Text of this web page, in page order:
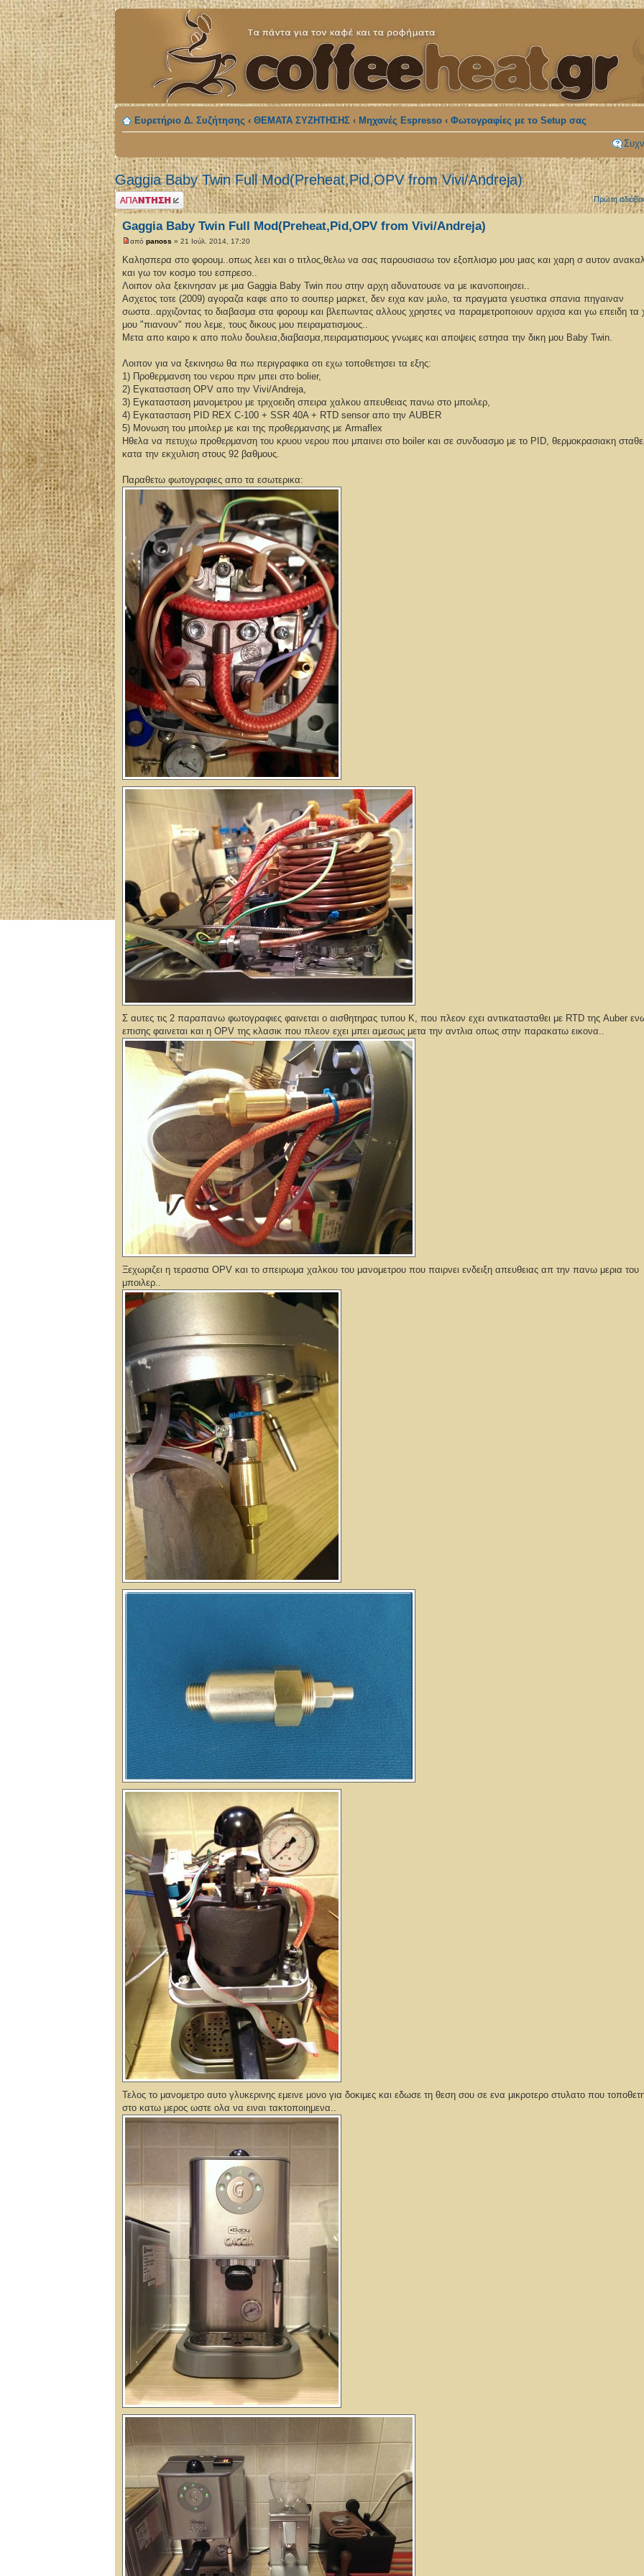
Ευρετήριο Δ. Συζήτησης ‹ ΘΕΜΑΤΑ ΣΥΖΗΤΗΣΗΣ ‹ Μηχανές Espresso ‹ Φωτογραφίες με το Setup σας
Gaggia Baby Twin Full Mod(Preheat,Pid,OPV from Vivi/Andreja)
Δημιουργία
απάντησης
Πρώτη
Gaggia Baby Twin Full Mod(Preheat,Pid,OPV from Vivi/Andreja)
από panoss » 21 Ιούλ. 2014, 17:20
Καλησπερα στο φορουμ..οπως λεει και ο τιτλος,θελω να σας παρουσιασω τον εξοπλισμο μου μιας και χαρη σ αυτον
και γω τον κοσμο του εσπρεσο..
Λοιπον ολα ξεκινησαν με μια Gaggia Baby Twin που στην αρχη αδυνατουσε να με ικανοποιησει..
Ασχετος τοτε (2009) αγοραζα καφε απο το σουπερ μαρκετ, δεν ειχα καν μυλο, τα πραγματα γευστικα σπανια πηγαιναν
σωστα..αρχιζοντας το διαβασμα στα φορουμ και βλεπωντας αλλους χρηστες να παραμετροποιουν αρχισα και γω επειδη τα
μου "πιανουν" που λεμε, τους δικους μου πειραματισμους..
Μετα απο καιρο κ απο πολυ δουλεια,διαβασμα,πειραματισμους γνωμες και αποψεις εστησα την δικη μου Baby Twin.
Λοιπον για να ξεκινησω θα πω περιγραφικα οτι εχω τοποθετησει τα εξης:
1) Προθερμανση του νερου πριν μπει στο bolier,
2) Εγκατασταση OPV απο την Vivi/Andreja,
3) Εγκατασταση μανομετρου με τριχοειδη σπειρα χαλκου απευθειας πανω στο μποιλερ,
4) Εγκατασταση PID REX C-100 + SSR 40A + RTD sensor απο την AUBER
5) Μονωση του μποιλερ με και της προθερμανσης με Armaflex
Ηθελα να πετυχω προθερμανση του κρυου νερου που μπαινει στο boiler και σε συνδυασμο με το PID, θερμοκρασιακη
κατα την εκχυλιση στους 92 βαθμους.
Παραθετω φωτογραφιες απο τα εσωτερικα:
Σ αυτες τις 2 παραπανω φωτογραφιες φαινεται ο αισθητηρας τυπου Κ, που πλεον εχει αντικατασταθει με RTD της Auber
επισης φαινεται και η OPV της κλασικ που πλεον εχει μπει αμεσως μετα την αντλια οπως στην παρακατω εικονα..
Ξεχωριζει η τεραστια OPV και το σπειρωμα χαλκου του μανομετρου που παιρνει ενδειξη απευθειας απ την πανω μερια του
μποιλερ..
Τελος το μανομετρο αυτο γλυκερινης εμεινε μονο για δοκιμες και εδωσε τη θεση σου σε ενα μικροτερο στυλατο που
στο κατω μερος ωστε ολα να ειναι τακτοποιημενα..